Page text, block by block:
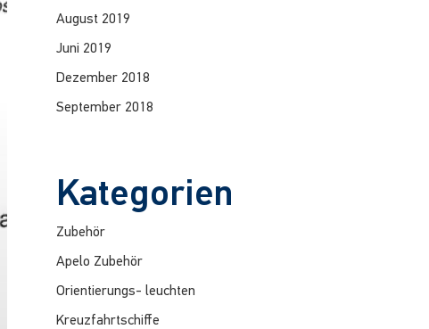
August 2019
Juni 2019
Dezember 2018
September 2018
Kategorien
Zubehör
Apelo Zubehör
Orientierungs- leuchten
Kreuzfahrtschiffe